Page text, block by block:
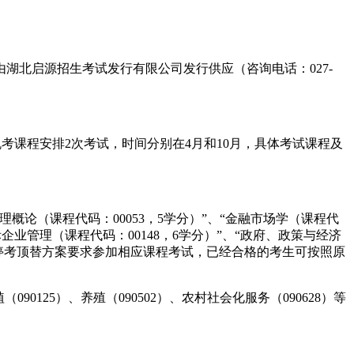
北启源招生考试发行有限公司发行供应（咨询电话：027-
课程安排2次考试，时间分别在4月和10月，具体考试课程及
概论（课程代码：00053，5学分）”、“金融市场学（课程代
业管理（课程代码：00148，6学分）”、“政府、政策与经济
顶替方案要求参加相应课程考试，已经合格的考生可按照原
090125）、养殖（090502）、农村社会化服务（090628）等